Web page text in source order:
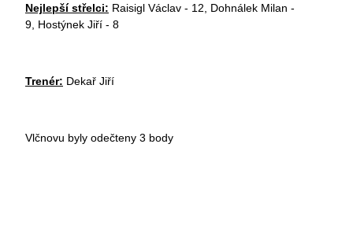
Nejlepší střelci: Raisigl Václav - 12, Dohnálek Milan -
9, Hostýnek Jiří - 8
Trenér: Dekař Jiří
Vlčnovu byly odečteny 3 body